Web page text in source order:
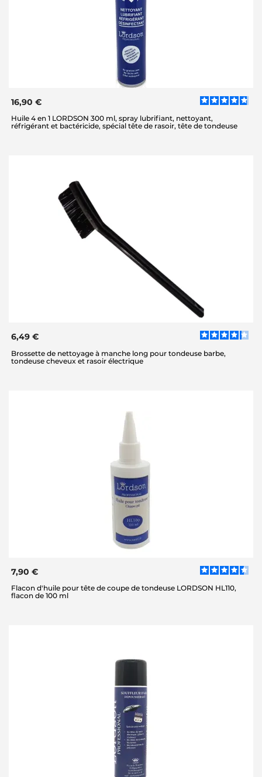
16,90 €
Huile 4 en 1 LORDSON 300 ml, spray lubrifiant, nettoyant,
réfrigérant et bactéricide, spécial tête de rasoir, tête de tondeuse
6,49 €
Brossette de nettoyage à manche long pour tondeuse barbe,
tondeuse cheveux et rasoir électrique
7,90 €
Flacon d'huile pour tête de coupe de tondeuse LORDSON HL110,
flacon de 100 ml